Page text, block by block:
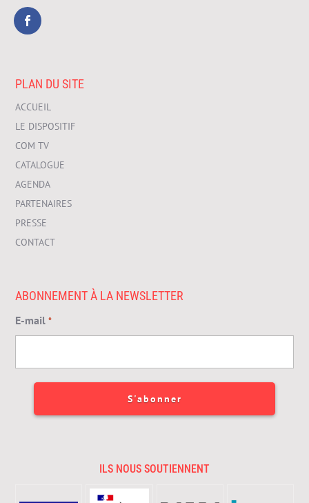
PLAN DU SITE
ACCUEIL
LE DISPOSITIF
COM TV
CATALOGUE
AGENDA
PARTENAIRES
PRESSE
CONTACT
ABONNEMENT À LA NEWSLETTER
E-mail *
ILS NOUS SOUTIENNENT